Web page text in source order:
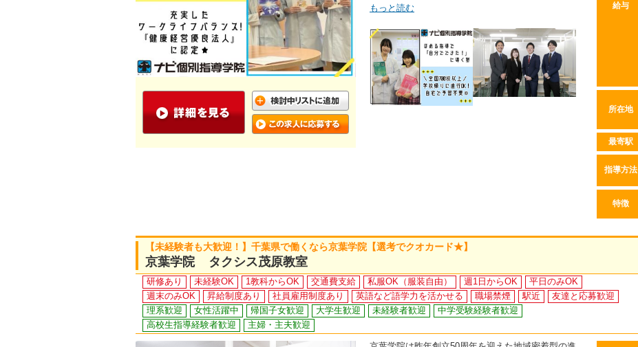
もっと読む
給与
所在地
最寄駅
指導方法
特徴
【未経験者も大歓迎！】千葉県で働くなら京葉学院【選考でクオカード★】
京葉学院 タクシス茂原教室
研修あり 未経験OK 1教科からOK 交通費支給 私服OK（服装自由） 週1日からOK
平日のみOK
週末のみOK
昇給制度あり 社員雇用制度あり 英語など語学力を活かせる 職場禁煙 駅近
友達と応募歓迎
理系歓迎
女性活躍中 帰国子女歓迎 大学生歓迎 未経験者歓迎
中学受験経験者歓迎
高校生指導経験者歓迎
主婦・主夫歓迎